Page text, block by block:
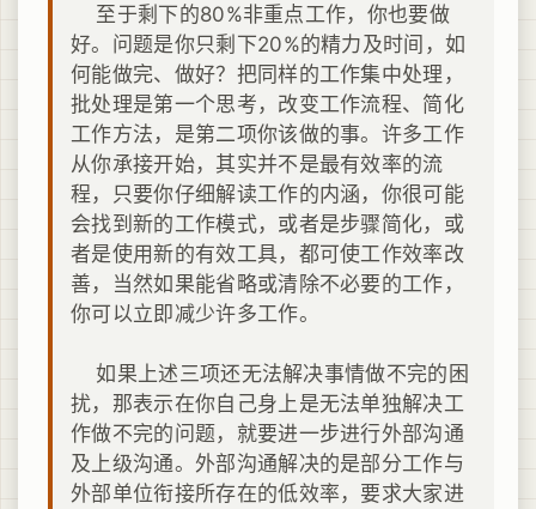
至于剩下的80%非重点工作，你也要做
好。问题是你只剩下20%的精力及时间，如
何能做完、做好？把同样的工作集中处理，
批处理是第一个思考，改变工作流程、简化
工作方法，是第二项你该做的事。许多工作
从你承接开始，其实并不是最有效率的流
程，只要你仔细解读工作的内涵，你很可能
会找到新的工作模式，或者是步骤简化，或
者是使用新的有效工具，都可使工作效率改
善，当然如果能省略或清除不必要的工作，
你可以立即减少许多工作。
如果上述三项还无法解决事情做不完的困
扰，那表示在你自己身上是无法单独解决工
作做不完的问题，就要进一步进行外部沟通
及上级沟通。外部沟通解决的是部分工作与
外部单位衔接所存在的低效率，要求大家进